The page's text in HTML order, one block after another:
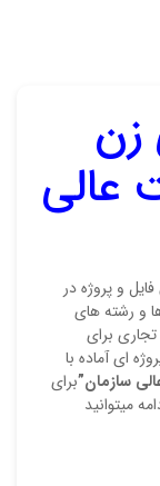
زن
عالی
و پروژه در
و رشته های
برای
ای آماده با
سازمان”برای
میتوانید